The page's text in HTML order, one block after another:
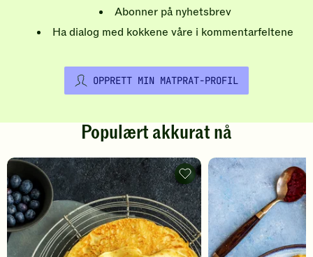
Abonner på nyhetsbrev
Ha dialog med kokkene våre i kommentarfeltene
OPPRETT MIN MATPRAT-PROFIL
Populært akkurat nå
Pannekaker
-
legg
til
favoritter